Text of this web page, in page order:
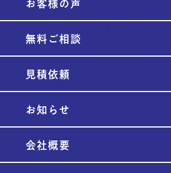
お客様の声
無料ご相談
見積依頼
お知らせ
会社概要